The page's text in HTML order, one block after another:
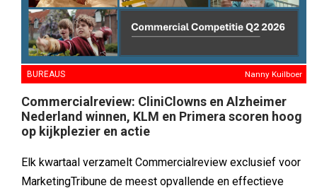
BUREAUS Nanny Kuilboer
Commercialreview: CliniClowns en Alzheimer
Nederland winnen, KLM en Primera scoren hoog
op kijkplezier en actie
Elk kwartaal verzamelt Commercialreview exclusief voor
MarketingTribune de meest opvallende en effectieve